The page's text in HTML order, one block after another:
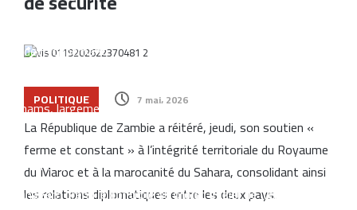
du développement
dirhams, largement souscrite
Samsung enregistre un nouveau record de précommandes pour
ses smartphones pliables
Managem prend le contrôle du projet gazier de Tendrara avant
POLITIQUE 7 mai، 2026
La République de Zambie a réitéré, jeudi, son soutien «
ferme et constant » à l’intégrité territoriale du Royaume
du Maroc et à la marocanité du Sahara, consolidant ainsi
les relations diplomatiques entre les deux pays.